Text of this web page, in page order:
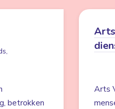
betrokken
Arts